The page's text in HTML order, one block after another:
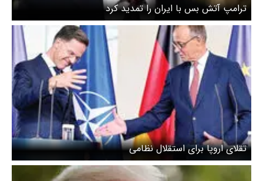
ترامپ آتش بس با ایران را تمدید کرد
تقلای اروپا برای استقلال نظامی